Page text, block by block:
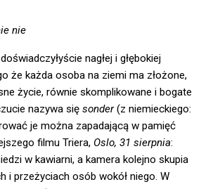
nie
nagłej i głębokiej
że każda osoba na ziemi ma złożone,
życie, równie skomplikowane i bogate
nazywa sięsonder(z niemieckiego:
je można zapadającą w pamięć
filmu Triera, Oslo, 31 sierpnia:
w kawiarni, a kamera kolejno skupia
i przeżyciach osób wokół niego. W